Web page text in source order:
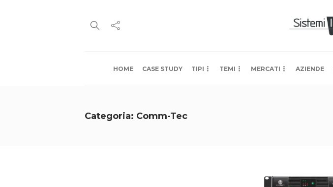
HOME CASE STUDY TIPI TEMI MERCATI AZIENDE
Categoria: Comm-Tec